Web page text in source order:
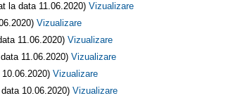
la data 11.06.2020) Vizualizare
Vizualizare
11.06.2020) Vizualizare
11.06.2020) Vizualizare
Vizualizare
10.06.2020) Vizualizare